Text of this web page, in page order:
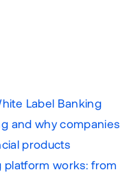
Label Banking
and why companies
products
platform works: from